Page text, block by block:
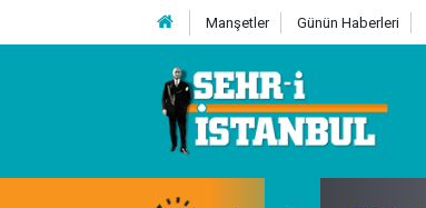
Manşetler Günün Haberleri